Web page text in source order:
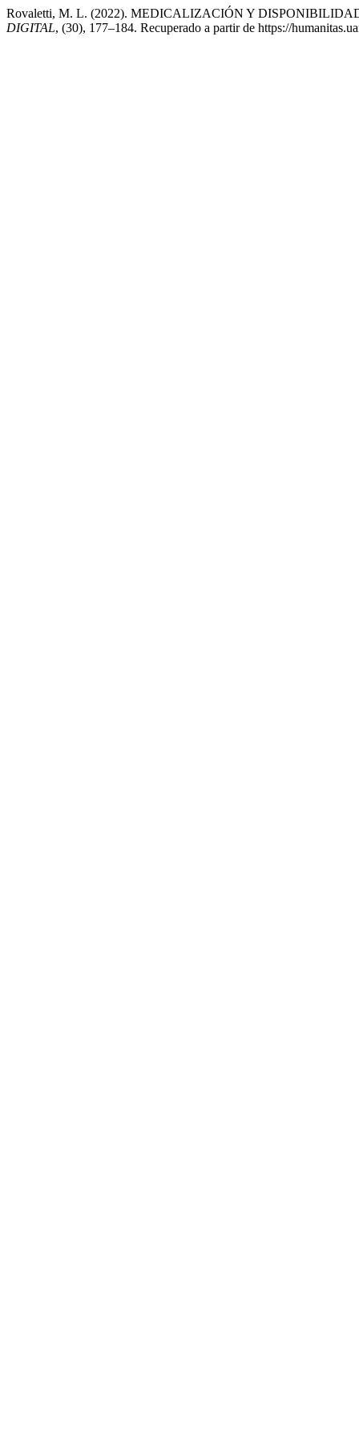
Rovaletti, M. L. (2022). MEDICALIZACIÓN Y
DIGITAL, (30), 177–184. Recuperado a partir de https://